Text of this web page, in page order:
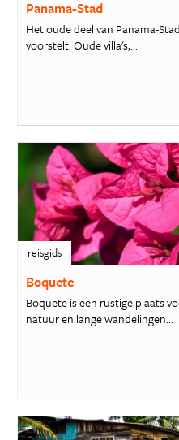
Panama-Stad
Het oude deel van Panama-
voorstelt. Oude villa's,...
reisgids
Boquete
Boquete is een rustige plaats
natuur en lange wandelingen...